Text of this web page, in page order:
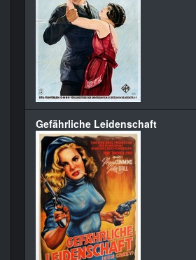
Gefährliche Leidenschaft